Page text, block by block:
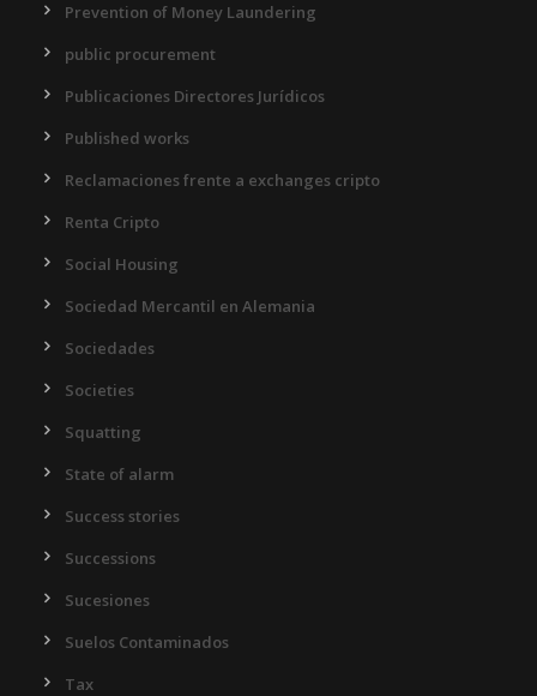
Prevention of Money Laundering
public procurement
Publicaciones Directores Jurídicos
Published works
Reclamaciones frente a exchanges cripto
Renta Cripto
Social Housing
Sociedad Mercantil en Alemania
Sociedades
Societies
Squatting
State of alarm
Success stories
Successions
Sucesiones
Suelos Contaminados
Tax